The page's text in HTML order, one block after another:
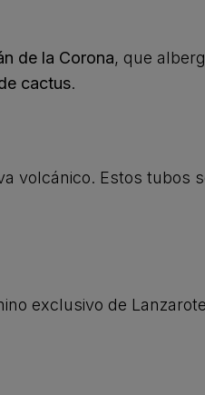
de la Corona, que
cactus.
volcánico. Estos tubos
exclusivo de